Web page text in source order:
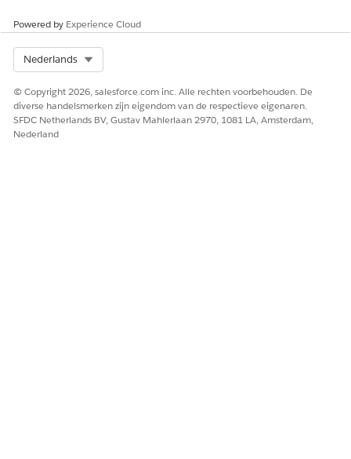
Ja Nee
Powered by Experience Cloud
Nederlands
© Copyright 2026, salesforce.com inc. Alle rechten voorbehouden. De
diverse handelsmerken zijn eigendom van de respectieve eigenaren.
SFDC Netherlands BV, Gustav Mahlerlaan 2970, 1081 LA, Amsterdam,
Nederland